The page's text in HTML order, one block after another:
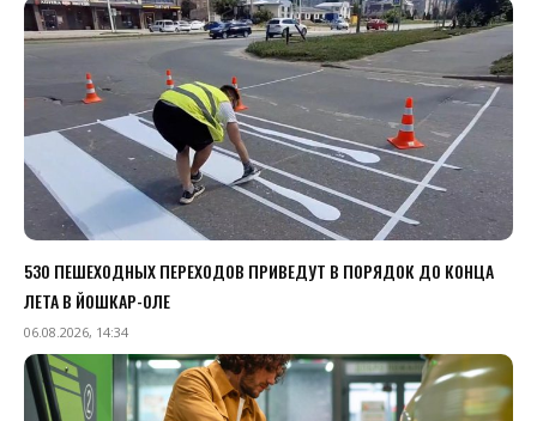
530 ПЕШЕХОДНЫХ ПЕРЕХОДОВ ПРИВЕДУТ В ПОРЯДОК ДО КОНЦА
ЛЕТА В ЙОШКАР-ОЛЕ
06.08.2026, 14:34